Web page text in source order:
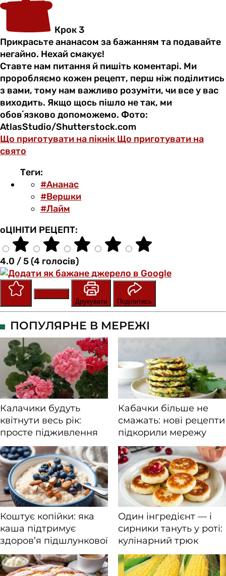
Крок 3
Прикрасьте ананасом за бажанням та подавайте
негайно. Нехай смакує!
Ставте нам питання й пишіть коментарі. Ми
проробляємо кожен рецепт, перш ніж поділитись
з вами, тому нам важливо розуміти, чи все у вас
виходить. Якщо щось пішло не так, ми
обовʼязково допоможемо. Фото:
AtlasStudio/Shutterstock.com
Що приготувати на пікнік Що приготувати на
свято
Теги:
#Ананас
#Вершки
#Лайм
оЦІНІТИ РЕЦЕПТ:
4.0 / 5 (4 голосів)
Друкувати
Поділитись